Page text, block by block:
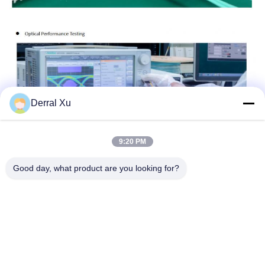
Derral Xu
9:20 PM
Good day, what product are you looking for?